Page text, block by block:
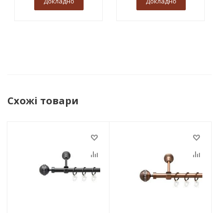
Схожі товари